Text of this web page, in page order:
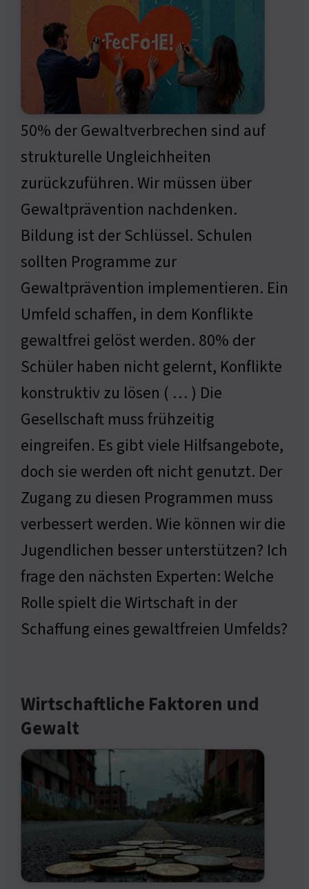
50% der Gewaltverbrechen sind auf
strukturelle Ungleichheiten
zurückzuführen. Wir müssen über
Gewaltprävention nachdenken.
Bildung ist der Schlüssel. Schulen
sollten Programme zur
Gewaltprävention implementieren. Ein
Umfeld schaffen, in dem Konflikte
gewaltfrei gelöst werden. 80% der
Schüler haben nicht gelernt, Konflikte
konstruktiv zu lösen ( … ) Die
Gesellschaft muss frühzeitig
eingreifen. Es gibt viele Hilfsangebote,
doch sie werden oft nicht genutzt. Der
Zugang zu diesen Programmen muss
verbessert werden. Wie können wir die
Jugendlichen besser unterstützen? Ich
frage den nächsten Experten: Welche
Rolle spielt die Wirtschaft in der
Schaffung eines gewaltfreien Umfelds?
Wirtschaftliche Faktoren und
Gewalt